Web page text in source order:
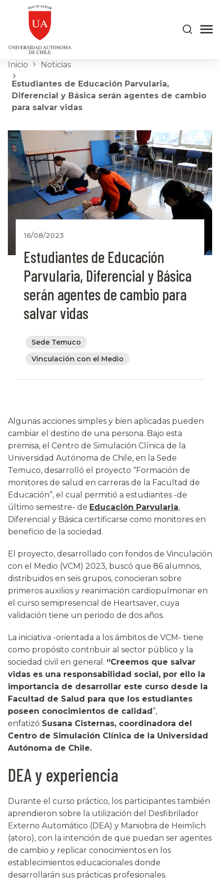
Inicio Noticias
Estudiantes de Educación Parvularia,
Diferencial y Básica serán agentes de cambio
para salvar vidas
16/08/2023
Estudiantes de Educación
Parvularia, Diferencial y Básica
serán agentes de cambio para
salvar vidas
Sede Temuco
Vinculación con el Medio
Algunas acciones simples y bien aplicadas pueden
cambiar el destino de una persona. Bajo esta
premisa, el Centro de Simulación Clínica de la
Universidad Autónoma de Chile, en la Sede
Temuco, desarrolló el proyecto “Formación de
monitores de salud en carreras de la Facultad de
Educación”, el cual permitió a estudiantes -de
último semestre- de Educación Parvularia,
Diferencial y Básica certificarse como monitores en
beneficio de la sociedad.
El proyecto, desarrollado con fondos de Vinculación
con el Medio (VCM) 2023, buscó que 86 alumnos,
distribuidos en seis grupos, conocieran sobre
primeros auxilios y reanimación cardiopulmonar en
el curso semipresencial de Heartsaver, cuya
validación tiene un periodo de dos años.
La iniciativa -orientada a los ámbitos de VCM- tiene
como propósito contribuir al sector público y la
sociedad civil en general. “Creemos que salvar
vidas es una responsabilidad social, por ello la
importancia de desarrollar este curso desde la
Facultad de Salud para que los estudiantes
poseen conocimientos de calidad”,
enfatizó Susana Cisternas, coordinadora del
Centro de Simulación Clínica de la Universidad
Autónoma de Chile.
DEA y experiencia
Durante el curso práctico, los participantes también
aprendieron sobre la utilización del Desfibrilador
Externo Automático (DEA) y Maniobra de Heimlich
(atoro), con la intención de que puedan ser agentes
de cambio y replicar conocimientos en los
establecimientos educacionales donde
desarrollarán sus prácticas profesionales.